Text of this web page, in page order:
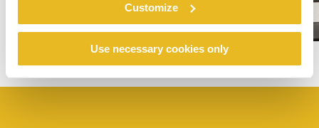
Customize
Use necessary cookies only